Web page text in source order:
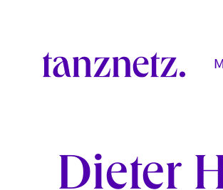
Dieter